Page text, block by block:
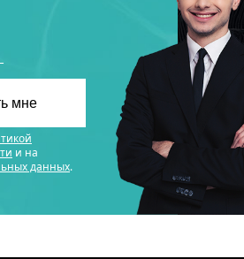
и на
данных.